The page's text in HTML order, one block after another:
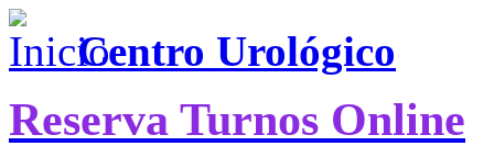
Centro Urológico
Reserva Turnos Online